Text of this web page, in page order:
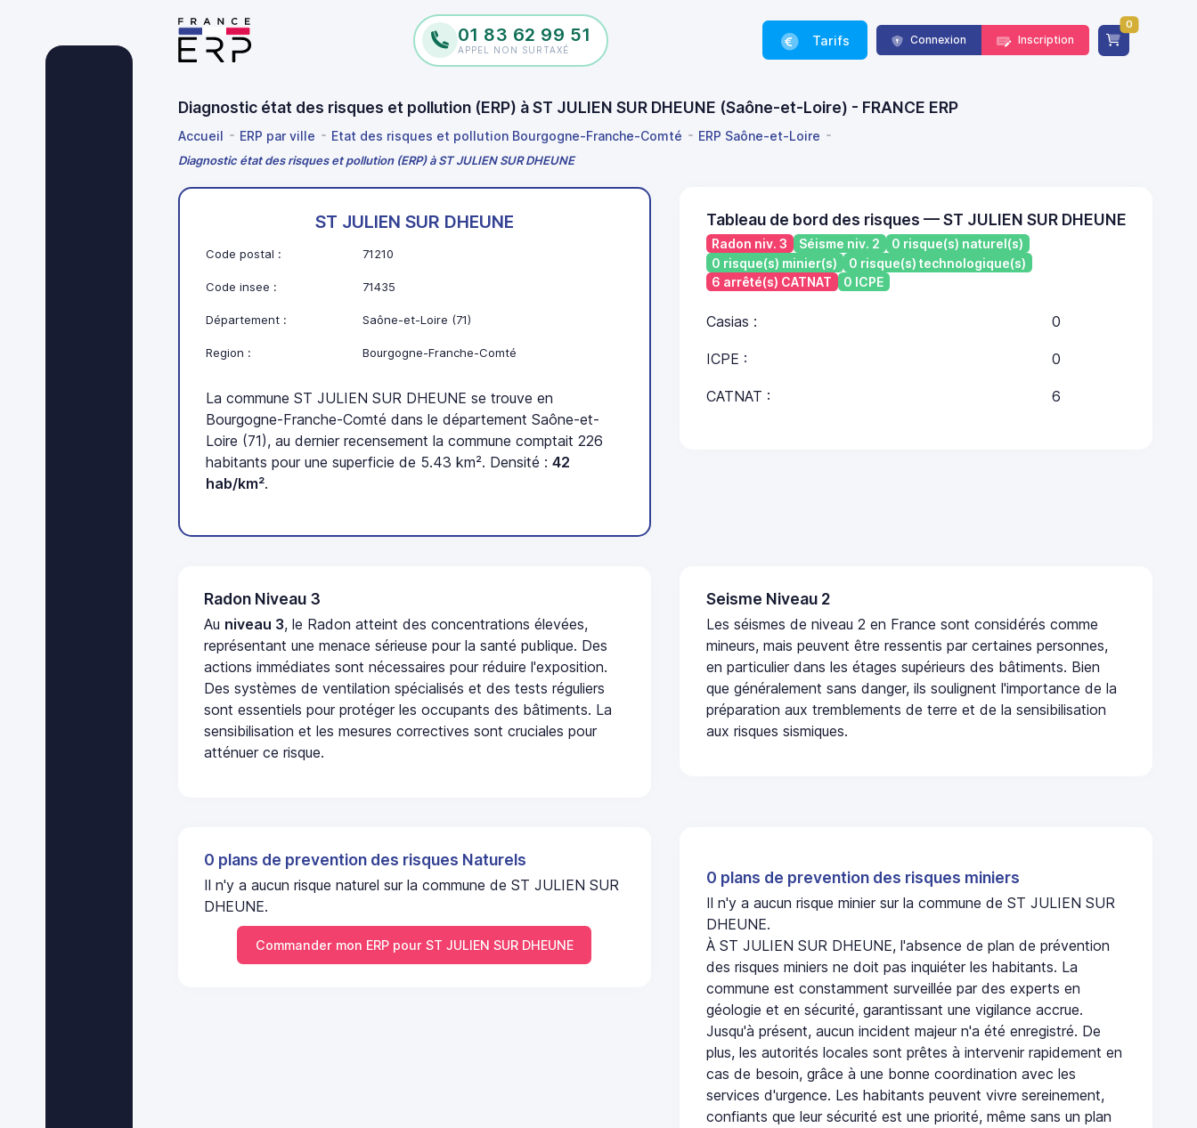
01 83 62 99 51
APPEL NON SURTAXÉ
Tarifs Connexion Inscription
0
Diagnostic état des risques et pollution (ERP) à ST JULIEN SUR DHEUNE (Saône-et-Loire) - FRANCE ERP
Accueil ERP par ville Etat des risques et pollution Bourgogne-Franche-Comté ERP Saône-et-Loire
Diagnostic état des risques et pollution (ERP) à ST JULIEN SUR DHEUNE
ST JULIEN SUR DHEUNE
Code postal : 71210
Code insee : 71435
Département : Saône-et-Loire (71)
Region : Bourgogne-Franche-Comté
La commune ST JULIEN SUR DHEUNE se trouve en
Bourgogne-Franche-Comté dans le département Saône-et-
Loire (71), au dernier recensement la commune comptait 226
habitants pour une superficie de 5.43 km². Densité :42
hab/km².
Tableau de bord des risques — ST JULIEN SUR DHEUNE
Radon niv. 3 Séisme niv. 2
0 risque(s) naturel(s)
0 risque(s) minier(s)
0 risque(s) technologique(s)
6 arrêté(s) CATNAT
0 ICPE
Casias : 0
ICPE : 0
CATNAT : 6
Radon Niveau 3
Au niveau 3, le Radon atteint des concentrations élevées,
représentant une menace sérieuse pour la santé publique. Des
actions immédiates sont nécessaires pour réduire l'exposition.
Des systèmes de ventilation spécialisés et des tests réguliers
sont essentiels pour protéger les occupants des bâtiments. La
sensibilisation et les mesures correctives sont cruciales pour
atténuer ce risque.
Seisme Niveau 2
Les séismes de niveau 2 en France sont considérés comme
mineurs, mais peuvent être ressentis par certaines personnes,
en particulier dans les étages supérieurs des bâtiments. Bien
que généralement sans danger, ils soulignent l'importance de la
préparation aux tremblements de terre et de la sensibilisation
aux risques sismiques.
0 plans de prevention des risques Naturels
Il n'y a aucun risque naturel sur la commune de ST JULIEN SUR
DHEUNE.
Commander mon ERP pour ST JULIEN SUR DHEUNE
0 plans de prevention des risques miniers
Il n'y a aucun risque minier sur la commune de ST JULIEN SUR
DHEUNE.
À ST JULIEN SUR DHEUNE, l'absence de plan de prévention
des risques miniers ne doit pas inquiéter les habitants. La
commune est constamment surveillée par des experts en
géologie et en sécurité, garantissant une vigilance accrue.
Jusqu'à présent, aucun incident majeur n'a été enregistré. De
plus, les autorités locales sont prêtes à intervenir rapidement en
cas de besoin, grâce à une bonne coordination avec les
services d'urgence. Les habitants peuvent vivre sereinement,
confiants que leur sécurité est une priorité, même sans un plan